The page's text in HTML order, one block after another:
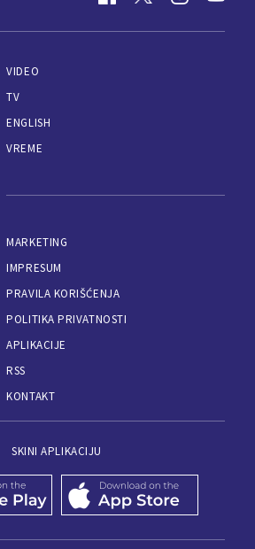
VIDEO
TV
ENGLISH
VREME
MARKETING
IMPRESUM
PRAVILA KORIŠĆENJA
POLITIKA PRIVATNOSTI
APLIKACIJE
RSS
KONTAKT
SKINI APLIKACIJU